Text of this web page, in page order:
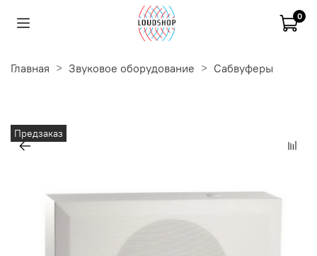
0
Главная Звуковое оборудование Сабвуферы
Предзаказ